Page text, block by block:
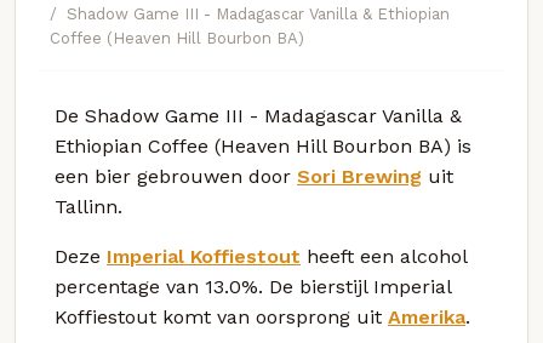
Shadow Game III - Madagascar Vanilla & Ethiopian
Coffee (Heaven Hill Bourbon BA)
De Shadow Game III - Madagascar Vanilla &
Ethiopian Coffee (Heaven Hill Bourbon BA) is
een bier gebrouwen door Sori Brewing uit
Tallinn.
Deze Imperial Koffiestout heeft een alcohol
percentage van 13.0%. De bierstijl Imperial
Koffiestout komt van oorsprong uit Amerika.